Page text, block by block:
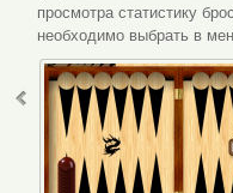
просмотра статистику
необходимо выбрать в